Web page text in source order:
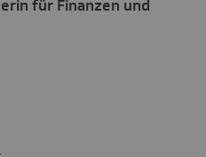
für Finanzen und